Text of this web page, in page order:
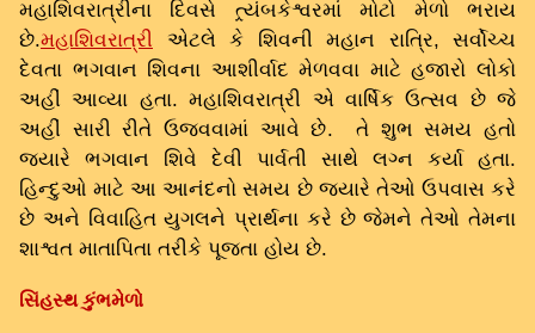
મહાશિવરાત્રીના દિવસે ત્ર્યંબકેશ્વરમાં મોટો મેળો ભરાય
છે.મહાશિવરાત્રી એટલે કે શિવની મહાન રાત્રિ, સર્વોચ્ચ
દેવતા ભગવાન શિવના આશીર્વાદ મેળવવા માટે હજારો લોકો
અહીં આવ્યા હતા. મહાશિવરાત્રી એ વાર્ષિક ઉત્સવ છે જે
અહીં સારી રીતે ઉજવવામાં આવે છે. તે શુભ સમય હતો
જ્યારે ભગવાન શિવે દેવી પાર્વતી સાથે લગ્ન કર્યા હતા.
હિન્દુઓ માટે આ આનંદનો સમય છે જ્યારે તેઓ ઉપવાસ કરે
છે અને વિવાહિત યુગલને પ્રાર્થના કરે છે જેમને તેઓ તેમના
શાશ્વત માતાપિતા તરીકે પૂજતા હોય છે.
સિંહસ્થ કુંભમેળો